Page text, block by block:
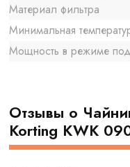
Материал фильтра
Минимальная
Мощность в режиме
Отзывы о
Korting KWK